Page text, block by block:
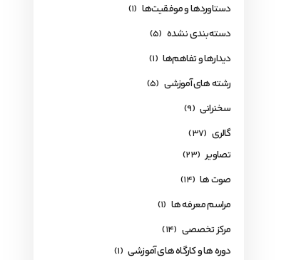
دستاوردها و موفقیت‌ها (1)
دسته‌بندی نشده (5)
دیدارها و تفاهم‌ها (1)
رشته های آموزشی (5)
سخنرانی (9)
گالری (37)
تصاویر (23)
صوت ها (14)
مراسم معرفه ها (1)
مرکز تخصصی (14)
دوره ها و کارگاه های آموزشی (1)